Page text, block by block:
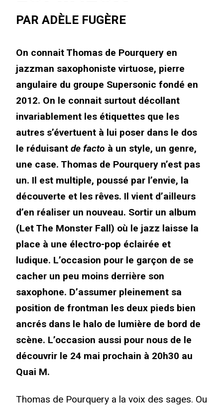
PAR ADÈLE FUGÈRE
On connait Thomas de Pourquery en
jazzman saxophoniste virtuose, pierre
angulaire du groupe Supersonic fondé en
2012. On le connait surtout décollant
invariablement les étiquettes que les
autres s’évertuent à lui poser dans le dos
le réduisant de facto à un style, un genre,
une case. Thomas de Pourquery n’est pas
un. Il est multiple, poussé par l’envie, la
découverte et les rêves. Il vient d’ailleurs
d’en réaliser un nouveau. Sortir un album
(Let The Monster Fall) où le jazz laisse la
place à une électro-pop éclairée et
ludique. L’occasion pour le garçon de se
cacher un peu moins derrière son
saxophone. D’assumer pleinement sa
position de frontman les deux pieds bien
ancrés dans le halo de lumière de bord de
scène. L’occasion aussi pour nous de le
découvrir le 24 mai prochain à 20h30 au
Quai M.
Thomas de Pourquery a la voix des sages. Ou